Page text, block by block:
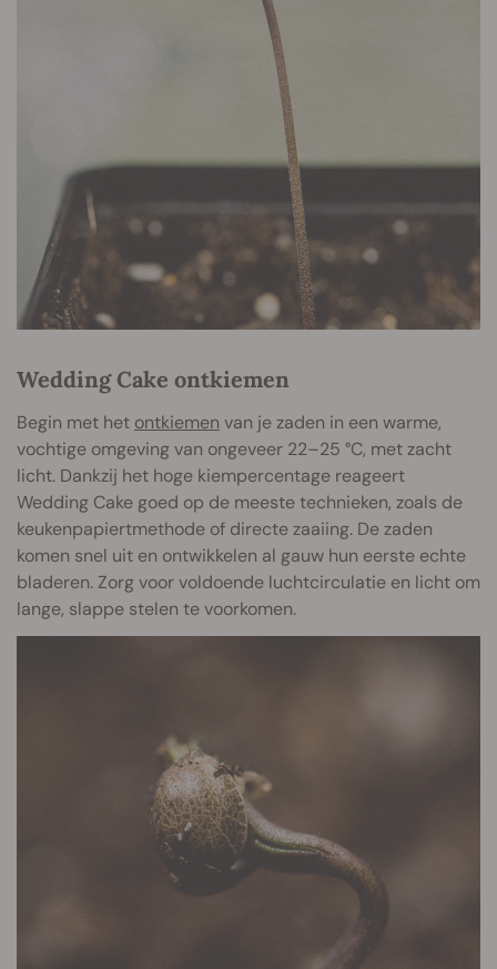
Wedding Cake ontkiemen
Begin met het ontkiemen van je zaden in een warme,
vochtige omgeving van ongeveer 22–25 °C, met zacht
licht. Dankzij het hoge kiempercentage reageert
Wedding Cake goed op de meeste technieken, zoals de
keukenpapiertmethode of directe zaaiing. De zaden
komen snel uit en ontwikkelen al gauw hun eerste echte
bladeren. Zorg voor voldoende luchtcirculatie en licht om
lange, slappe stelen te voorkomen.